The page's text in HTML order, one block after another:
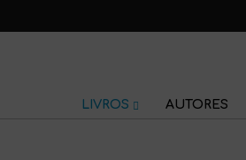
LIVROS AUTORES